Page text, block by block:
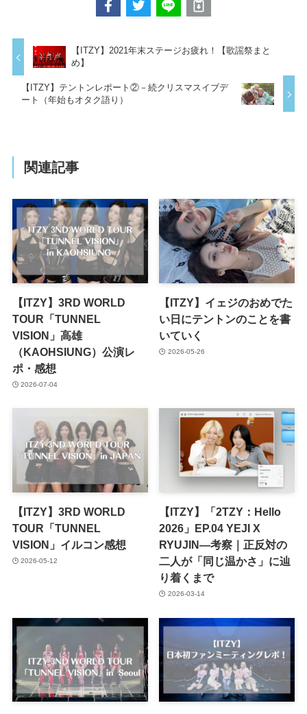
【ITZY】2021年末ステージお疲れ！【歌謡祭まと
め】
【ITZY】テントンレポート②－続クリスマスイブデ
ート（年始もオタク語り）
関連記事
【ITZY】3RD WORLD
TOUR「TUNNEL
VISION」高雄
（KAOHSIUNG）公演レ
ポ・感想
2026-07-04
【ITZY】イェジのおめでた
い日にテントンのことを書
いていく
2026-05-26
【ITZY】3RD WORLD
TOUR「TUNNEL
VISION」イルコン感想
2026-05-12
【ITZY】「2TZY：Hello
2026」EP.04 YEJI X
RYUJIN—考察｜正反対の
二人が「同じ温かさ」に辿
り着くまで
2026-03-14